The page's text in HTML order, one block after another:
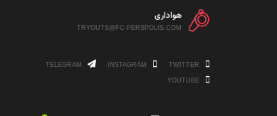
هواداری
TRYOUTS@FC-PERSPOLIS.COM